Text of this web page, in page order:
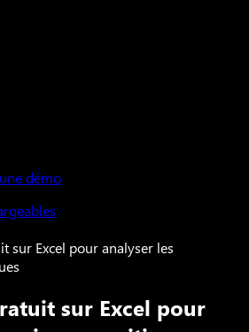
démo
sur Excel pour analyser les
sur Excel pour